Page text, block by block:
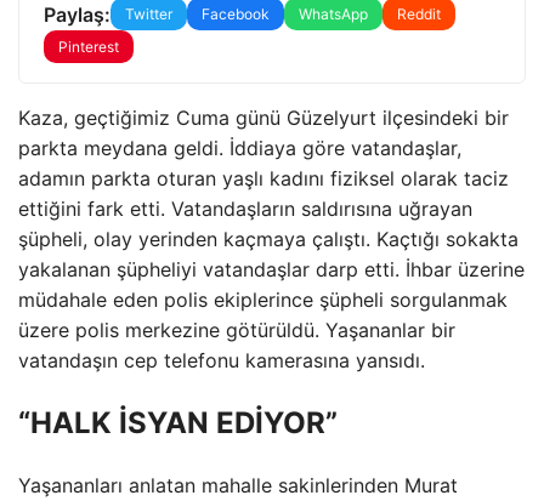
Paylaş: Twitter Facebook WhatsApp
Reddit
Pinterest
Kaza, geçtiğimiz Cuma günü Güzelyurt ilçesindeki bir
parkta meydana geldi. İddiaya göre vatandaşlar,
adamın parkta oturan yaşlı kadını fiziksel olarak taciz
ettiğini fark etti. Vatandaşların saldırısına uğrayan
şüpheli, olay yerinden kaçmaya çalıştı. Kaçtığı sokakta
yakalanan şüpheliyi vatandaşlar darp etti. İhbar üzerine
müdahale eden polis ekiplerince şüpheli sorgulanmak
üzere polis merkezine götürüldü. Yaşananlar bir
vatandaşın cep telefonu kamerasına yansıdı.
“HALK İSYAN EDİYOR”
Yaşananları anlatan mahalle sakinlerinden Murat